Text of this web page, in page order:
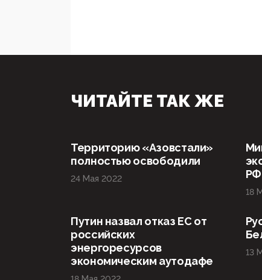
ЧИТАЙТЕ ТАК ЖЕ
Территорию «Азовстали»
полностью освободили
24 Мая 2022
РФ
18
Путин назвал отказ ЕС от
российских
энергоресурсов
экономическим аутодафе
13